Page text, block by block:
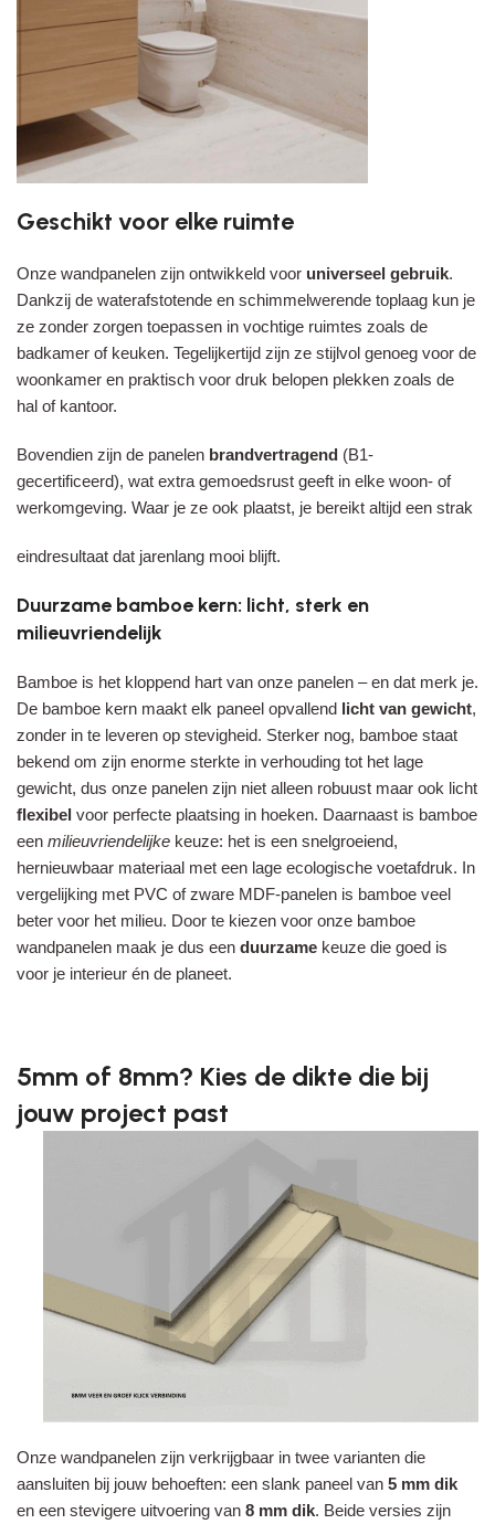
Geschikt voor elke ruimte
Onze wandpanelen zijn ontwikkeld voor universeel gebruik.
Dankzij de waterafstotende en schimmelwerende toplaag kun je
ze zonder zorgen toepassen in vochtige ruimtes zoals de
badkamer of keuken. Tegelijkertijd zijn ze stijlvol genoeg voor de
woonkamer en praktisch voor druk belopen plekken zoals de
hal of kantoor.
Bovendien zijn de panelen brandvertragend (B1-
gecertificeerd), wat extra gemoedsrust geeft in elke woon- of
werkomgeving. Waar je ze ook plaatst, je bereikt altijd een strak
eindresultaat dat jarenlang mooi blijft.
Duurzame bamboe kern: licht, sterk en
milieuvriendelijk
Bamboe is het kloppend hart van onze panelen – en dat merk je.
De bamboe kern maakt elk paneel opvallend licht van gewicht,
zonder in te leveren op stevigheid. Sterker nog, bamboe staat
bekend om zijn enorme sterkte in verhouding tot het lage
gewicht, dus onze panelen zijn niet alleen robuust maar ook licht
flexibel voor perfecte plaatsing in hoeken. Daarnaast is bamboe
een milieuvriendelijke keuze: het is een snelgroeiend,
hernieuwbaar materiaal met een lage ecologische voetafdruk. In
vergelijking met PVC of zware MDF-panelen is bamboe veel
beter voor het milieu. Door te kiezen voor onze bamboe
wandpanelen maak je dus een duurzame keuze die goed is
voor je interieur én de planeet.
5mm of 8mm? Kies de dikte die bij
jouw project past
Onze wandpanelen zijn verkrijgbaar in twee varianten die
aansluiten bij jouw behoeften: een slank paneel van 5 mm dik
en een stevigere uitvoering van 8 mm dik. Beide versies zijn